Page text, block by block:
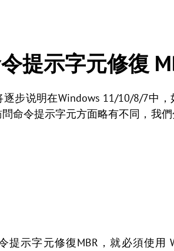
提示字元修復
步说明在Windows 11/10/8/7中
命令提示字元方面略有不同，我
示字元修復MBR，就必須使用